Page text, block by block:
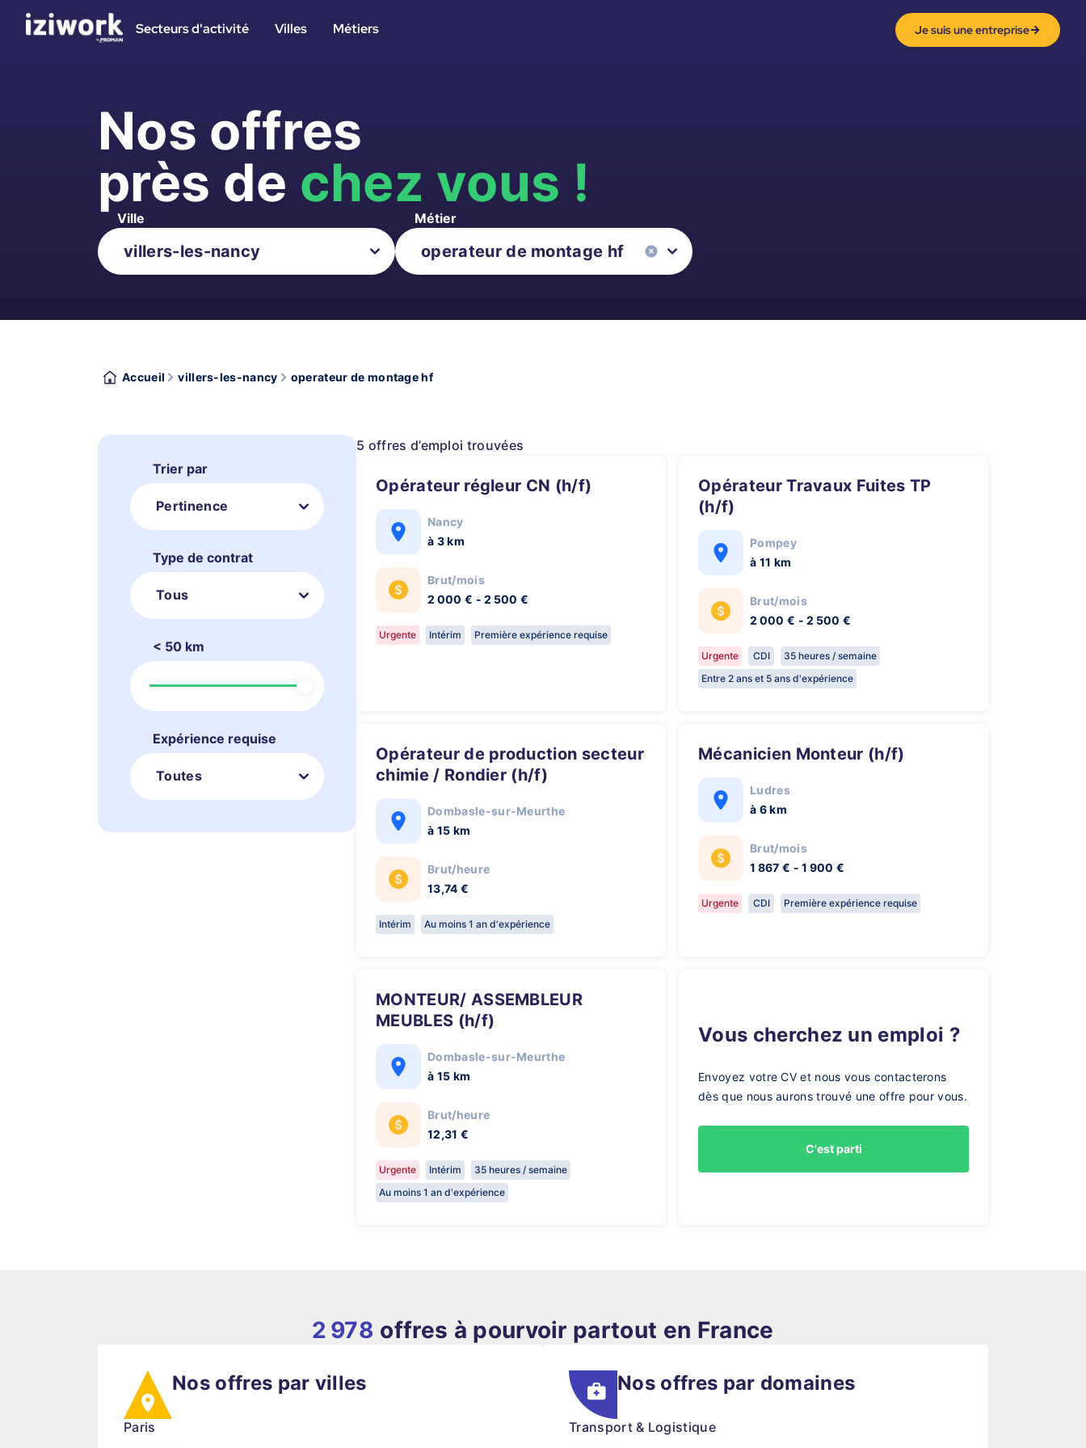
Secteurs d'activité Villes Métiers Je suis une entreprise
Nos offres
près de chez vous !
Ville Métier
Accueil villers-les-nancy operateur de montage hf
Trier par
Pertinence
Type de contrat
Tous
< 50 km
Expérience requise
Toutes
5 offres d’emploi trouvées
Opérateur régleur CN (h/f)
Nancy
à 3 km
Brut/mois
2 000 € - 2 500 €
Urgente Intérim Première expérience requise
Opérateur Travaux Fuites TP
(h/f)
Pompey
à 11 km
Brut/mois
2 000 € - 2 500 €
Urgente CDI
35 heures / semaine
Entre 2 ans et 5 ans d'expérience
Opérateur de production secteur
chimie / Rondier (h/f)
Dombasle-sur-Meurthe
à 15 km
Brut/heure
13,74 €
Intérim Au moins 1 an d'expérience
Mécanicien Monteur (h/f)
Ludres
à 6 km
Brut/mois
1 867 € - 1 900 €
Urgente CDI Première expérience requise
MONTEUR/ ASSEMBLEUR
MEUBLES (h/f)
Dombasle-sur-Meurthe
à 15 km
Brut/heure
12,31 €
Urgente Intérim
35 heures / semaine
Au moins 1 an d'expérience
Vous cherchez un emploi ?
Envoyez votre CV et nous vous contacterons
dès que nous aurons trouvé une offre pour vous.
C'est parti
2 978 offres à pourvoir partout en France
Nos offres par villes
Paris
Nos offres par domaines
Transport & Logistique